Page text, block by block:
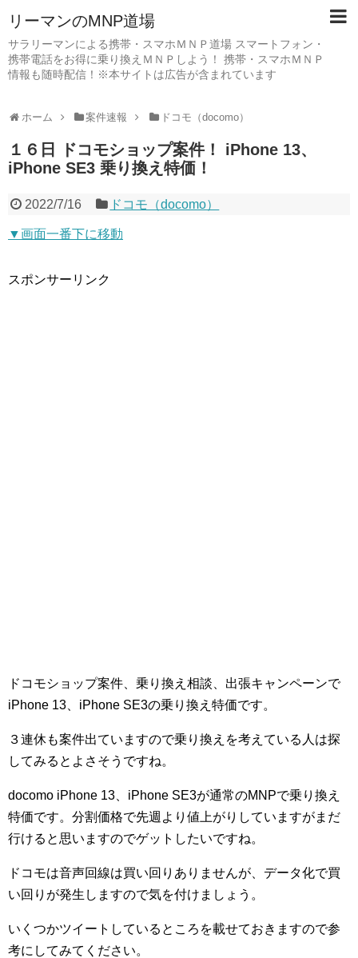
リーマンのMNP道場
サラリーマンによる携帯・スマホＭＮＰ道場 スマートフォン・
携帯電話をお得に乗り換えＭＮＰしよう！ 携帯・スマホＭＮＰ
情報も随時配信！※本サイトは広告が含まれています
ホーム 案件速報 ドコモ（docomo）
１６日 ドコモショップ案件！ iPhone 13、
iPhone SE3 乗り換え特価！
2022/7/16 ドコモ（docomo）
▼画面一番下に移動
スポンサーリンク
ドコモショップ案件、乗り換え相談、出張キャンペーンで
iPhone 13、iPhone SE3の乗り換え特価です。
３連休も案件出ていますので乗り換えを考えている人は探
してみるとよさそうですね。
docomo iPhone 13、iPhone SE3が通常のMNPで乗り換え
特価です。分割価格で先週より値上がりしていますがまだ
行けると思いますのでゲットしたいですね。
ドコモは音声回線は買い回りありませんが、データ化で買
い回りが発生しますので気を付けましょう。
いくつかツイートしているところを載せておきますので参
考にしてみてください。